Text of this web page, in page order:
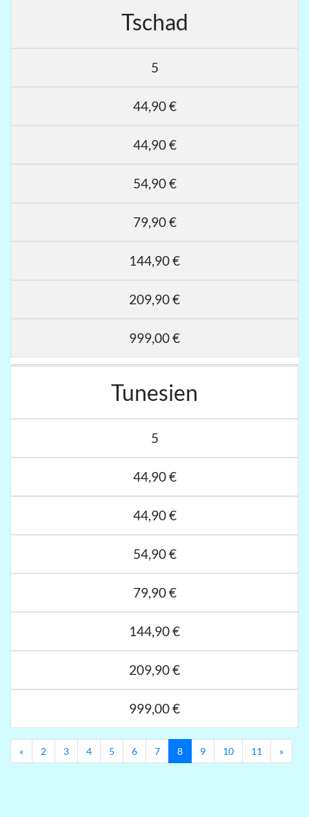
Tschad
5
44,90 €
44,90 €
54,90 €
79,90 €
144,90 €
209,90 €
999,00 €
Tunesien
5
44,90 €
44,90 €
54,90 €
79,90 €
144,90 €
209,90 €
999,00 €
«Previous
2 3 4 5 6 7 8 9 10 11 »Next